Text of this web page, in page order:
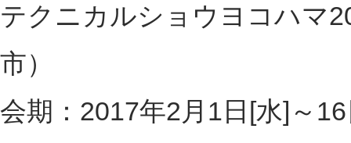
テクニカルショウヨコハマ
市）
会期：2017年2月1日[水]～